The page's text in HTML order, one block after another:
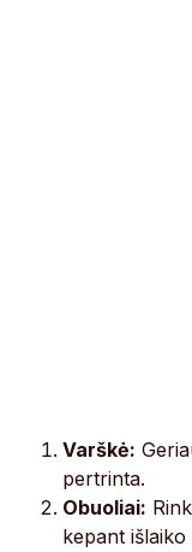
Varškė:
pertrinta.
Obuoliai:
kepant